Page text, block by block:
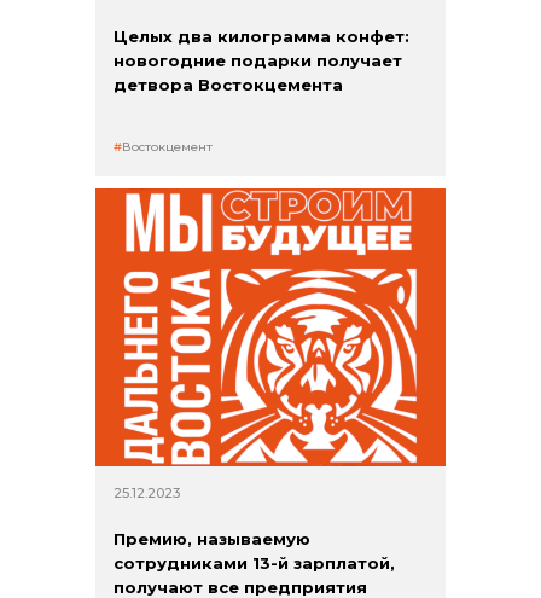
Целых два килограмма конфет:
новогодние подарки получает
детвора Востокцемента
Востокцемент
25.12.2023
Премию, называемую
сотрудниками 13-й зарплатой,
получают все предприятия